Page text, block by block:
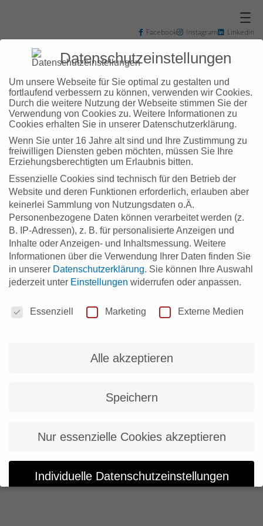
Facebook Instagram
Linkedin
+49 7031 3048102
info@zd-bb.de
Schlagwort:
Landkreis
Böblingen
Datenschutzeinstellungen
Um unsere Webseite für Sie optimal zu gestalten und
fortlaufend verbessern zu können, verwenden wir Cookies.
Durch die weitere Nutzung der Webseite stimmen Sie der
Verwendung von Cookies zu. Weitere Informationen zu
Cookies erhalten Sie in unserer Datenschutzerklärung.
Wenn Sie unter 16 Jahre alt sind und Ihre Zustimmung zu
freiwilligen Diensten geben möchten, müssen Sie Ihre
Erziehungsberechtigten um Erlaubnis bitten.
Essenzielle Cookies sind technisch für den Betrieb der
Website und deren Funktionen erforderlich, erlauben aber
keinerlei Sammlung von Nutzungsdaten o.Ä.
Personenbezogene Daten können verarbeitet werden (z.
B. IP-Adressen), z. B. für personalisierte Anzeigen und
Inhalte oder Anzeigen- und Inhaltsmessung. Weitere
Informationen über die Verwendung Ihrer Daten finden Sie
in unserer Datenschutzerklärung. Sie können Ihre Auswahl
jederzeit unter Einstellungen widerrufen oder anpassen.
Essenziell
Marketing Externe Medien
Alle akzeptieren
Speichern
Nur essenzielle Cookies akzeptieren
Individuelle Datenschutzeinstellungen